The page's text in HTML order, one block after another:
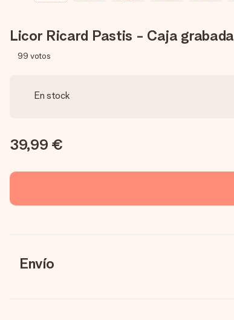
Licor Ricard Pastis - Caja grabada
99 votos
En stock
39,99 €
Envío